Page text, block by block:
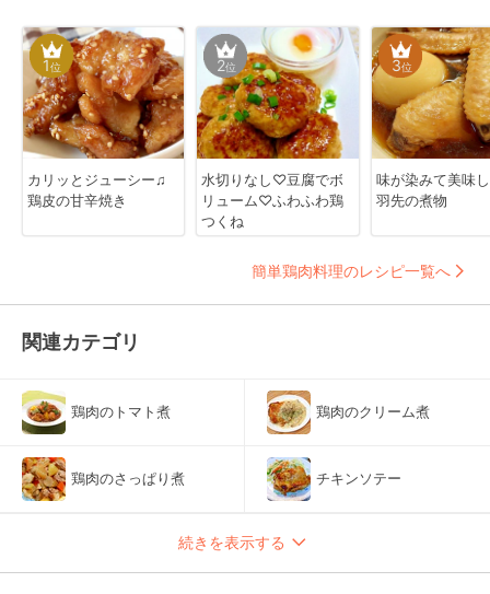
1位
カリッとジューシー♫
鶏皮の甘辛焼き
2位
水切りなし♡豆腐でボ
リューム♡ふわふわ鶏
つくね
3位
味が染みて美味
羽先の煮物
簡単鶏肉料理のレシピ一覧へ
関連カテゴリ
鶏肉のトマト煮 鶏肉のクリーム煮
鶏肉のさっぱり煮 チキンソテー
続きを表示する